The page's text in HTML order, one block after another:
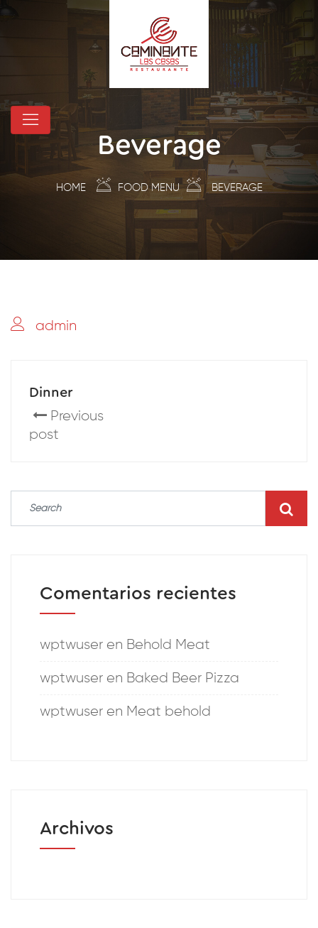
Beverage
HOME FOOD MENU BEVERAGE
admin
Dinner
Previous
post
Comentarios recientes
wptwuser en Behold Meat
wptwuser en Baked Beer Pizza
wptwuser en Meat behold
Archivos